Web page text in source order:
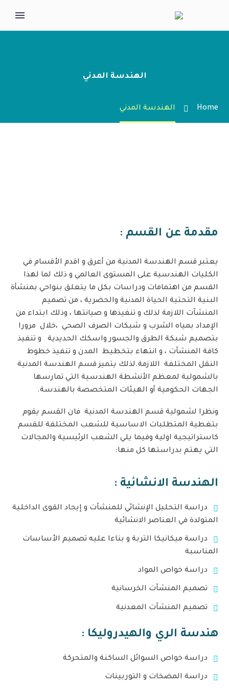
الهندسة المدني
Home الهندسة المدني
مقدمة عن القسم :
يعتبر قسم الهندسة المدنية من أعرق و اقدم الأقسام في
الكليات الهندسية على المستوى العالمي و ذلك لما لهذا
القسم من اهتمامات ودراسات بكل ما يتعلق بنواحي بمنشأة
البنية التحتية الحياة المدنية والحضرية ، من تصميم
المنشآت اللازمة لذلك و تنفيذها و صيانتها ، وذلك ابتداء من
الإمداد بمياه الشرب و شبكات الصرف الصحي ،خلال مرورا
بتصميم شبكة الطرق والجسور واسكك الحديدية و تنفيذ
كافة المنشآت ، و انتهاء بتخطيط المدن و تنفيذ خطوط
النقل المختلفة اللازمة.لذلك يتميز قسم الهندسة المدنية
بالشمولية لمعظم الأنشطة الهندسية التي تمارسها
الجهات الحكومية أو الهيئات المتخصصة بالهندسة.
ونظرا لشمولية قسم الهندسة المدنية فان القسم يقوم
بتغطية المتطلبات الاساسية للشعب المختلفة للقسم
كاستراتيجية اولية وفيما يلي الشعب الرئيسية والمجالات
التي يهتم بدراستها كل منها:
الهندسة الانشائية :
دراسة التحليل الإنشائي للمنشآت و إيجاد القوى الداخلية
المتولدة في العناصر الانشائية
دراسة ميكانيكا التربة و بناءا عليه تصميم الأساسات
المناسبة
دراسة خواص المواد
تصميم المنشآت الخرسانية
تصميم المنشآت المعدنية
هندسة الري والهيدروليكا :
دراسة خواص السوائل الساكنة والمتحركة
دراسة المضخات و التوربينات